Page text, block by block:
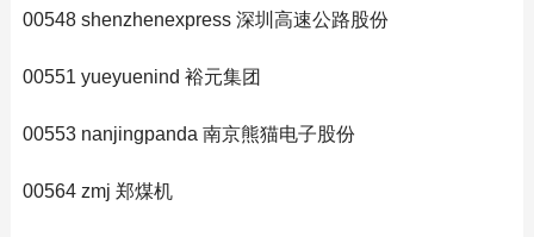
00548 shenzhenexpress 深圳高速公路股份
00551 yueyuenind 裕元集团
00553 nanjingpanda 南京熊猫电子股份
00564 zmj 郑煤机